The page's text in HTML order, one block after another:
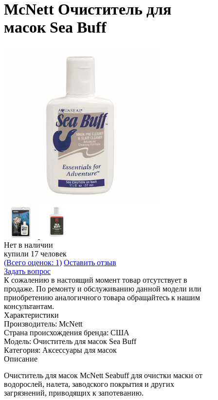
McNett Очиститель для
масок Sea Buff
Нет в наличии
купили 17 человек
(Всего оценок: 1) Оставить отзыв
Задать вопрос
К сожалению в настоящий момент товар отсутствует в
продаже. По ремонту и обслуживанию данной модели или
приобретению аналогичного товара обращайтесь к нашим
консультантам.
Характеристики
Производитель: McNett
Страна происхождения бренда: США
Модель: Очиститель для масок Sea Buff
Категория: Аксессуары для масок
Описание
Очиститель для масок McNett Seabuff для очистки маски от
водорослей, налета, заводского покрытия и других
загрязнений, приводящих к запотеванию.